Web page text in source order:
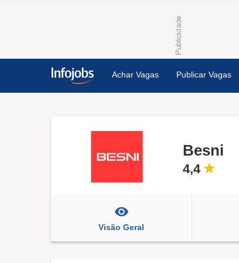
Achar Vagas Publicar Vagas
Besni
4,4
Visão Geral